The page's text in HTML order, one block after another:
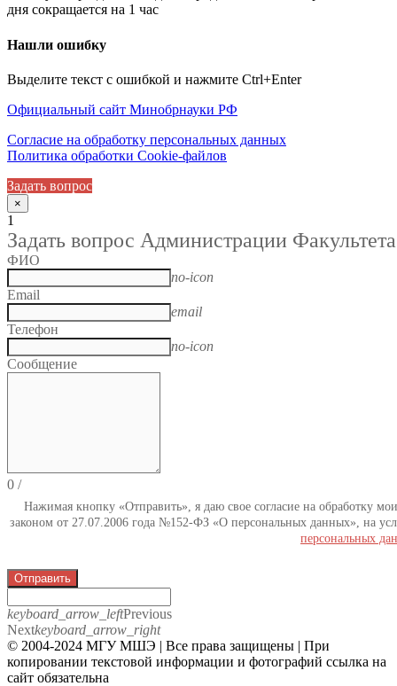
дня сокращается на 1 час
Нашли ошибку
Выделите текст с ошибкой и нажмите Ctrl+Enter
Официальный сайт Минобрнауки РФ
Согласие на обработку персональных данных
Политика обработки Cookie-файлов
Задать вопрос
×
1
Задать вопрос Администрации Факультета
ФИО
no-icon
Email
email
Телефон
no-icon
Сообщение
0 /
Нажимая кнопку «Отправить», я даю свое согласие на обработку
законом от 27.07.2006 года №152-ФЗ «О персональных данных», на
персональных
Отправить
keyboard_arrow_leftPrevious
Nextkeyboard_arrow_right
© 2004-2024 МГУ МШЭ | Все права защищены | При
копировании текстовой информации и фотографий ссылка на
сайт обязательна